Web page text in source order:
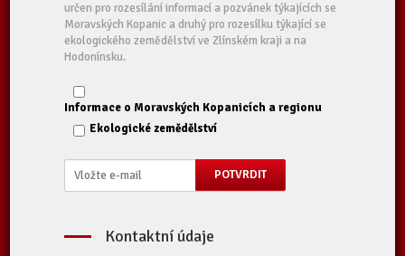
určen pro rozesílání informací a pozvánek týkajících se
Moravských Kopanic a druhý pro rozesílku týkající se
ekologického zemědělství ve Zlínském kraji a na
Hodonínsku.
Informace o Moravských Kopanicích a regionu
Ekologické zemědělství
Kontaktní údaje